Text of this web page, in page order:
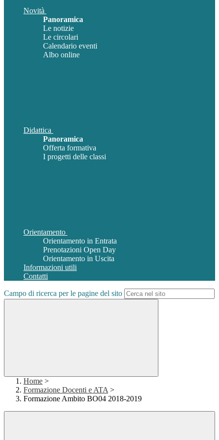
Novità
Panoramica
Le notizie
Le circolari
Calendario eventi
Albo online
Didattica
Panoramica
Offerta formativa
I progetti delle classi
Orientamento
Orientamento in Entrata
Prenotazioni Open Day
Orientamento in Uscita
Informazioni utili
Contatti
Campo di ricerca per le pagine del sito
Home >
Formazione Docenti e ATA >
Formazione Ambito BO04 2018-2019